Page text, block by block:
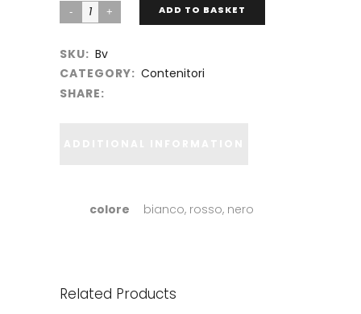
ADD TO BASKET
SKU: Bv
CATEGORY: Contenitori
SHARE:
colore bianco, rosso, nero
Related Products